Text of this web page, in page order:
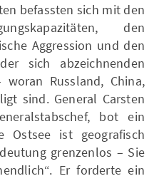
befassten sich mit den
den
Aggression und den
sich abzeichnenden
woran Russland, China,
sind. General Carsten
bot ein
Ostsee ist geografisch
grenzenlos – Sie
Er forderte ein